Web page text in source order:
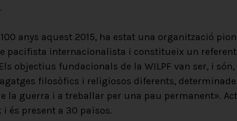
anys aquest 2015, ha estat una organització
pacifista internacionalista i constitueix un
objectius fundacionals de la WILPF van ser, i
filosòfics i religiosos diferents,
la guerra i a treballar per una pau permanent».
i és present a 30 països.